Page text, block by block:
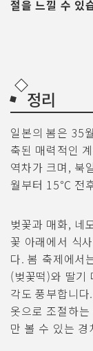
절을 느낄 수 있
정리
일본의 봄은 35
축된 매력적인
역차가 크며, 북
월부터 15℃ 전
벚꽃과 매화, 네
꽃 아래에서 식
다. 봄 축제에서
(벚꽃떡)와 딸기
각도 풍부합니
옷으로 조절하
만 볼 수 있는